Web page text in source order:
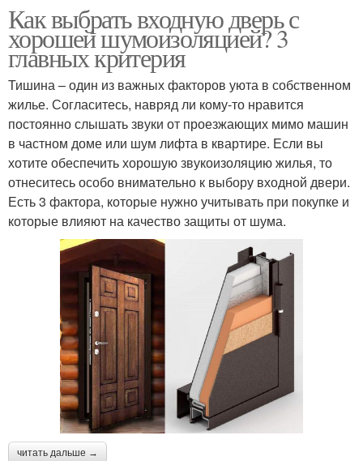
Как выбрать входную дверь с
хорошей шумоизоляцией? 3
главных критерия
Тишина – один из важных факторов уюта в собственном
жилье. Согласитесь, навряд ли кому-то нравится
постоянно слышать звуки от проезжающих мимо машин
в частном доме или шум лифта в квартире. Если вы
хотите обеспечить хорошую звукоизоляцию жилья, то
отнеситесь особо внимательно к выбору входной двери.
Есть 3 фактора, которые нужно учитывать при покупке и
которые влияют на качество защиты от шума.
читать дальше →